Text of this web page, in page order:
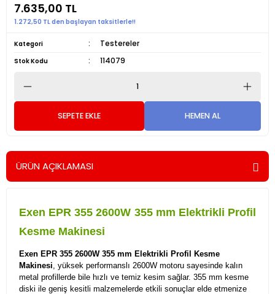
7.635,00 TL
1.272,50 TL den başlayan taksitlerle!!
Kategori Testereler
Stok Kodu 114079
SEPETE EKLE HEMEN AL
ÜRÜN AÇIKLAMASI
Exen EPR 355 2600W 355 mm Elektrikli Profil
Kesme Makinesi
Exen EPR 355 2600W 355 mm Elektrikli Profil Kesme
Makinesi, yüksek performanslı 2600W motoru sayesinde kalın
metal profillerde bile hızlı ve temiz kesim sağlar. 355 mm kesme
diski ile geniş kesitli malzemelerde etkili sonuçlar elde etmenize